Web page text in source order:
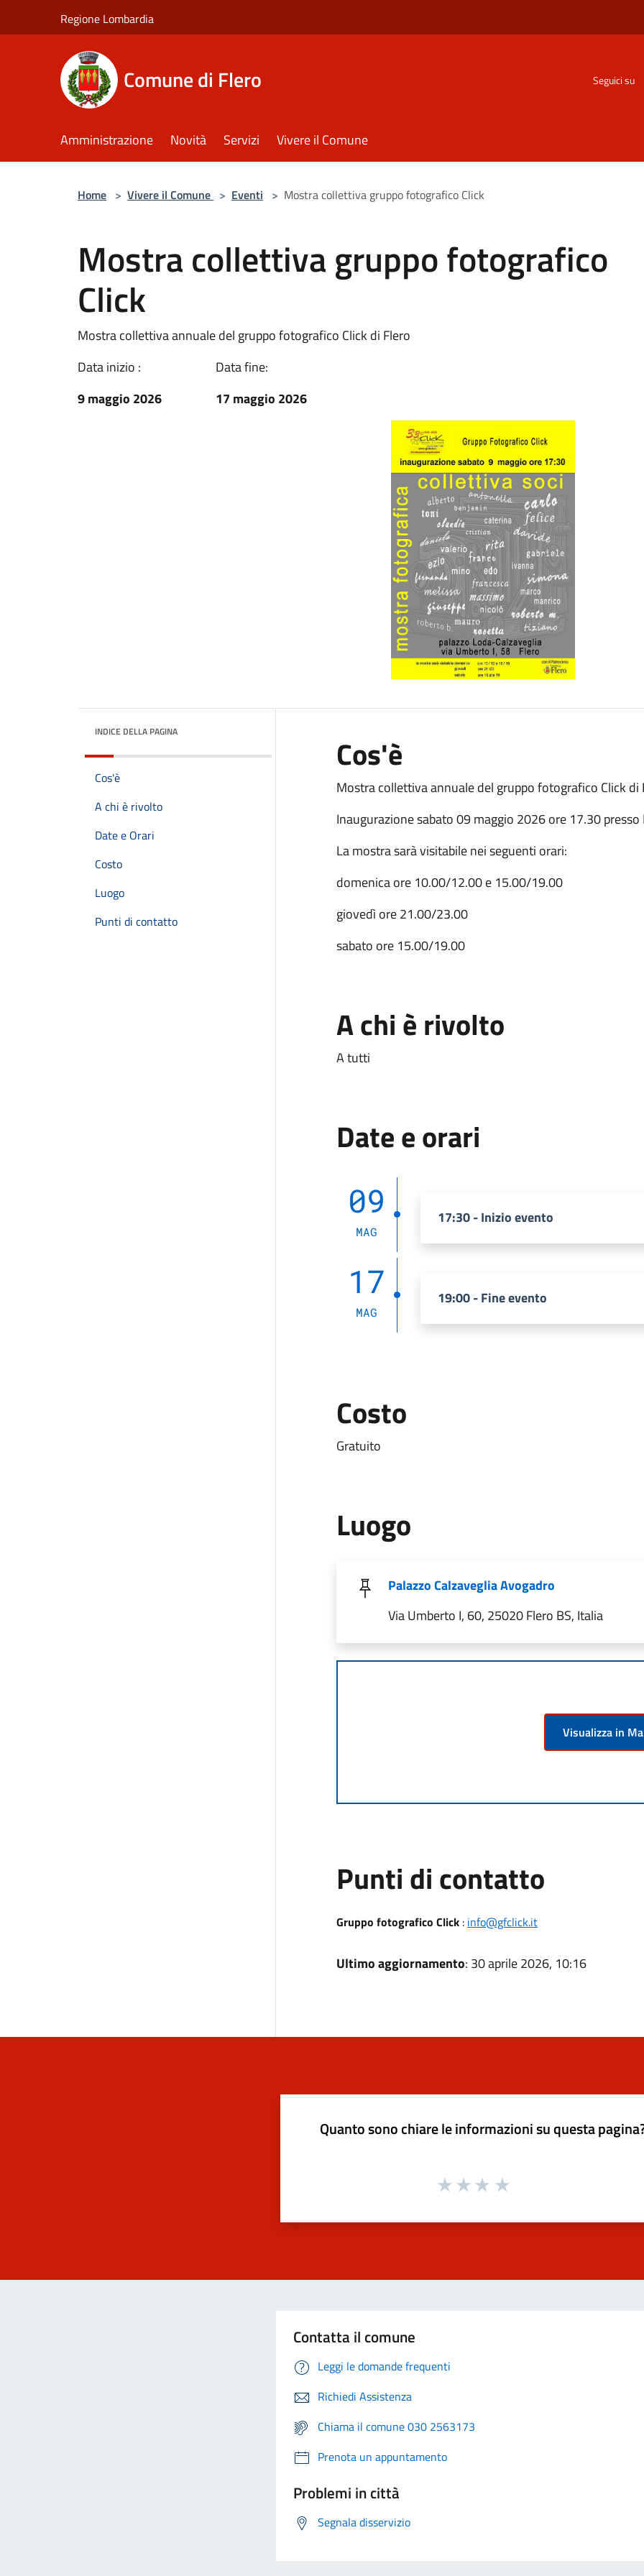
Regione Lombardia
Comune di Flero Seguici su
Amministrazione Novità Servizi Vivere il Comune
Home > Vivere il Comune > Eventi > Mostra collettiva gruppo fotografico Click
Mostra collettiva gruppo fotografico
Click
Mostra collettiva annuale del gruppo fotografico Click di Flero
Data inizio :
9 maggio 2026
Data fine:
17 maggio 2026
INDICE DELLA PAGINA
Cos'è
A chi è rivolto
Date e Orari
Costo
Luogo
Punti di contatto
Cos'è
Mostra collettiva annuale del gruppo fotografico Click di
Inaugurazione sabato 09 maggio 2026 ore 17.30 presso
La mostra sarà visitabile nei seguenti orari:
domenica ore 10.00/12.00 e 15.00/19.00
giovedì ore 21.00/23.00
sabato ore 15.00/19.00
A chi è rivolto
A tutti
Date e orari
09
MAG
17:30 - Inizio evento
17
MAG
19:00 - Fine evento
Costo
Gratuito
Luogo
Palazzo Calzaveglia Avogadro
Via Umberto I, 60, 25020 Flero BS, Italia
Visualizza in
Punti di contatto
Gruppo fotografico Click: info@gfclick.it
Ultimo aggiornamento: 30 aprile 2026, 10:16
Quanto sono chiare le informazioni su questa
Contatta il comune
Leggi le domande frequenti
Richiedi Assistenza
Chiama il comune 030 2563173
Prenota un appuntamento
Problemi in città
Segnala disservizio